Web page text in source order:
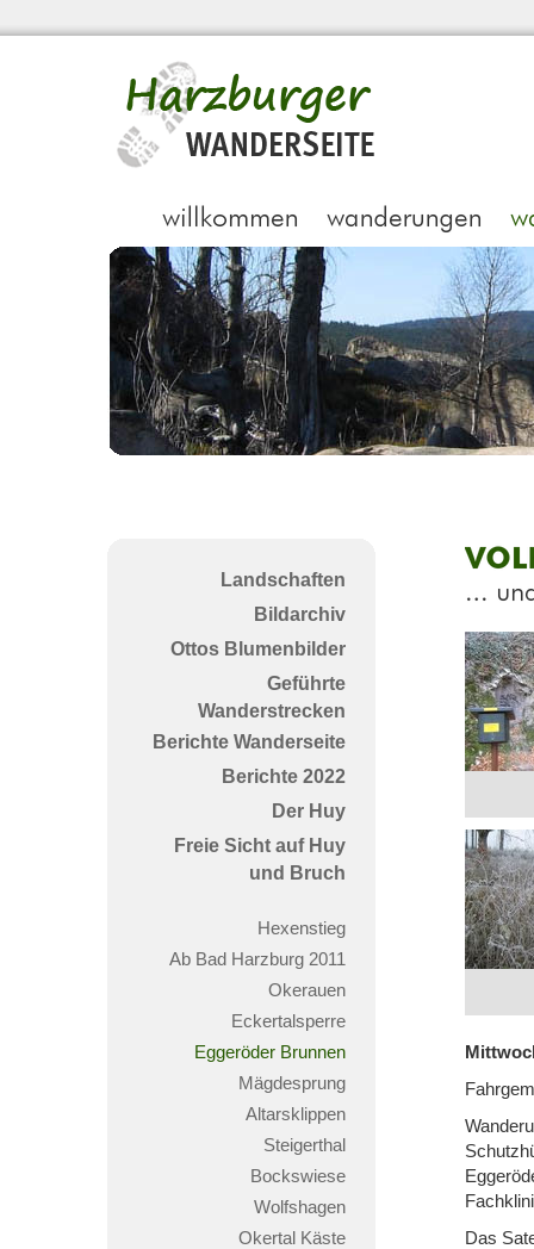
Landschaften
Bildarchiv
Ottos Blumenbilder
Geführte
Wanderstrecken
Berichte Wanderseite
Berichte 2022
Der Huy
Freie Sicht auf Huy
und Bruch
Hexenstieg
Ab Bad Harzburg 2011
Okerauen
Eckertalsperre
Eggeröder Brunnen
Mägdesprung
Altarsklippen
Steigerthal
Bockswiese
Wolfshagen
Okertal Käste
...
und
Das